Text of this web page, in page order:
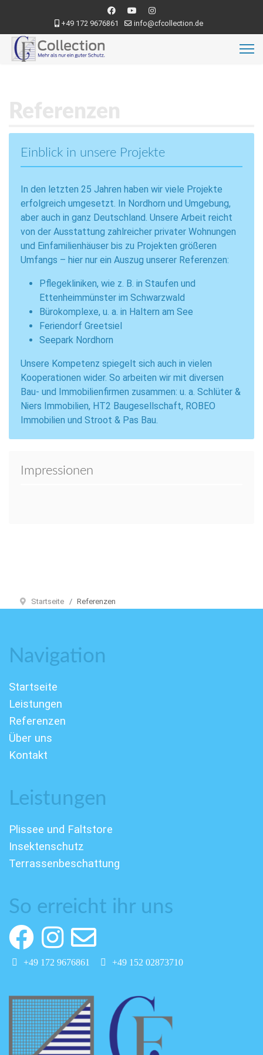
+49 172 9676861 info@cfcollection.de
Referenzen
Einblick in unsere Projekte
In den letzten 25 Jahren haben wir viele Projekte
erfolgreich umgesetzt. In Nordhorn und Umgebung,
aber auch in ganz Deutschland. Unsere Arbeit reicht
von der Ausstattung zahlreicher privater Wohnungen
und Einfamilienhäuser bis zu Projekten größeren
Umfangs – hier nur ein Auszug unserer Referenzen:
Pflegekliniken, wie z. B. in Staufen und
Ettenheimmünster im Schwarzwald
Bürokomplexe, u. a. in Haltern am See
Feriendorf Greetsiel
Seepark Nordhorn
Unsere Kompetenz spiegelt sich auch in vielen
Kooperationen wider. So arbeiten wir mit diversen
Bau- und Immobilienfirmen zusammen: u. a. Schlüter &
Niers Immobilien, HT2 Baugesellschaft, ROBEO
Immobilien und Stroot & Pas Bau.
Impressionen
Startseite Referenzen
Navigation
Startseite
Leistungen
Referenzen
Über uns
Kontakt
Leistungen
Plissee und Faltstore
Insektenschutz
Terrassenbeschattung
So erreicht ihr uns
+49 172 9676861 +49 152 02873710